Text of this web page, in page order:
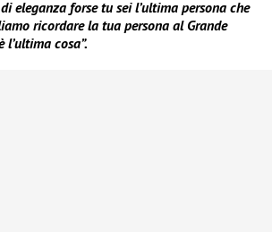
eleganza forse tu sei l’ultima persona che
ricordare la tua persona al Grande
l’ultima cosa”.